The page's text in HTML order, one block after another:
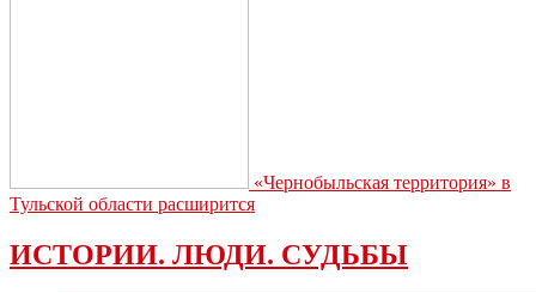
«Чернобыльская территория» в
Тульской области расширится
ИСТОРИИ. ЛЮДИ. СУДЬБЫ